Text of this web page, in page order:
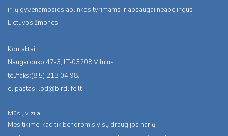
ir jų gyvenamosios aplinkos tyrimams ir apsaugai neabejingus
Lietuvos žmones.
Kontaktai:
Naugarduko 47-3, LT-03208 Vilnius,
tel/faks:(8 5) 213 04 98,
el.pastas: lod@birdlife.lt
Mūsų vizija
Mes tikime, kad tik bendromis visų draugijos narių